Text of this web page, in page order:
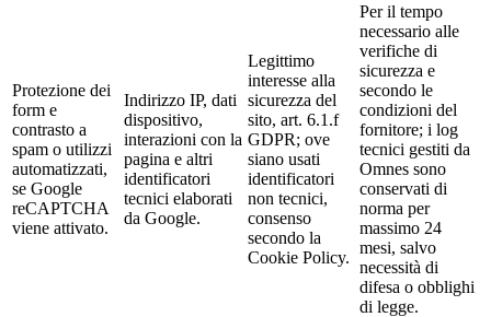
Protezione dei
form e
contrasto a
spam o utilizzi
automatizzati,
se Google
reCAPTCHA
viene attivato.
Indirizzo IP, dati
dispositivo,
interazioni con la
pagina e altri
identificatori
tecnici elaborati
da Google.
Legittimo
interesse alla
sicurezza del
sito, art. 6.1.f
GDPR; ove
siano usati
identificatori
non tecnici,
consenso
secondo la
Cookie Policy.
Per il tempo
necessario alle
verifiche di
sicurezza e
secondo le
condizioni del
fornitore; i log
tecnici gestiti da
Omnes sono
conservati di
norma per
massimo 24
mesi, salvo
necessità di
difesa o obblighi
di legge.